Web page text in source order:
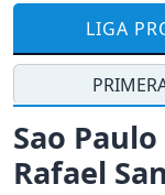
LIGA
Sao
Rafael